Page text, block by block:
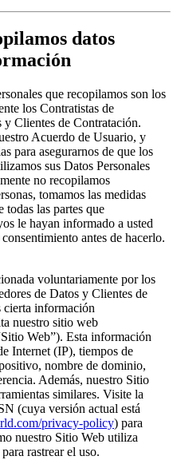
datos
que recopilamos son los
los Contratistas de
Clientes de Contratación.
Acuerdo de Usuario, y
para asegurarnos de que los
sus Datos Personales
no recopilamos
tomamos las medidas
todas las partes que
le hayan informado a usted
antes de hacerlo.
voluntariamente por los
de Datos y Clientes de
cierta información
nuestro sitio web
Web”). Esta información
Internet (IP), tiempos de
nombre de dominio,
Además, nuestro Sitio
similares. Visite la
(cuya versión actual está
privacy-policy) para
nuestro Sitio Web utiliza
rastrear el uso.